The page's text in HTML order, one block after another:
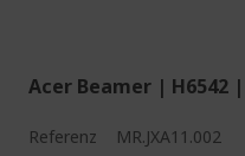
Acer Beamer | H6542
Referenz MR.JXA11.002